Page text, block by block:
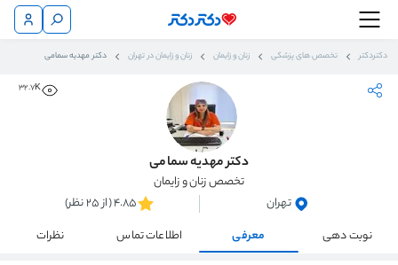
دکتردکتر تخصص های پزشکی زنان و زایمان زنان و زایمان در تهران دکتر مهدیه سمامی
32.7K
دکتر مهدیه سمامی
تخصص زنان و زایمان
تهران
4.85 (از 25 نظر)
نوبت دهی
معرفی اطلاعات تماس نظرات